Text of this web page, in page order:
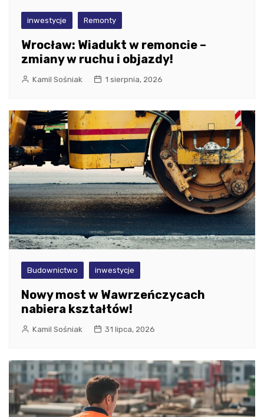
inwestycje Remonty
Wrocław: Wiadukt w remoncie –
zmiany w ruchu i objazdy!
Kamil Sośniak 1 sierpnia, 2026
Budownictwo inwestycje
Nowy most w Wawrzeńczycach
nabiera kształtów!
Kamil Sośniak 31 lipca, 2026